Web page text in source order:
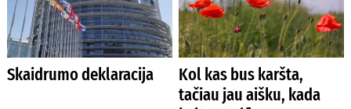
Skaidrumo deklaracija
Kol kas bus karšta,
tačiau jau aišku, kada